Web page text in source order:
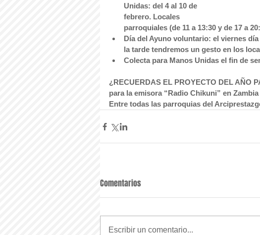
Unidas: del 4 al 10 de
febrero. Locales
parroquiales (de 11 a 13:30 y de 17 a
Día del Ayuno voluntario: el viernes
la tarde tendremos un gesto en los
Colecta para Manos Unidas el fin de
¿RECUERDAS EL PROYECTO DEL AÑO
para la emisora “Radio Chikuni” en
Entre todas las parroquias del
Comentarios
Escribir un comentario...